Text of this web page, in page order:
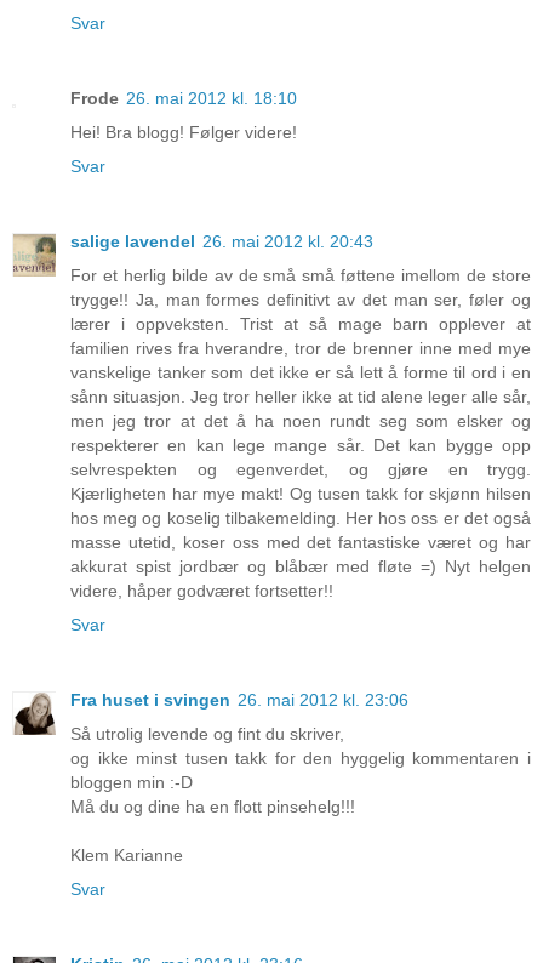
Svar
Frode 26. mai 2012 kl. 18:10
Hei! Bra blogg! Følger videre!
Svar
salige lavendel 26. mai 2012 kl. 20:43
For et herlig bilde av de små små føttene imellom de store
trygge!! Ja, man formes definitivt av det man ser, føler og
lærer i oppveksten. Trist at så mage barn opplever at
familien rives fra hverandre, tror de brenner inne med mye
vanskelige tanker som det ikke er så lett å forme til ord i en
sånn situasjon. Jeg tror heller ikke at tid alene leger alle sår,
men jeg tror at det å ha noen rundt seg som elsker og
respekterer en kan lege mange sår. Det kan bygge opp
selvrespekten og egenverdet, og gjøre en trygg.
Kjærligheten har mye makt! Og tusen takk for skjønn hilsen
hos meg og koselig tilbakemelding. Her hos oss er det også
masse utetid, koser oss med det fantastiske været og har
akkurat spist jordbær og blåbær med fløte =) Nyt helgen
videre, håper godværet fortsetter!!
Svar
Fra huset i svingen 26. mai 2012 kl. 23:06
Så utrolig levende og fint du skriver,
og ikke minst tusen takk for den hyggelig kommentaren i
bloggen min :-D
Må du og dine ha en flott pinsehelg!!!
Klem Karianne
Svar